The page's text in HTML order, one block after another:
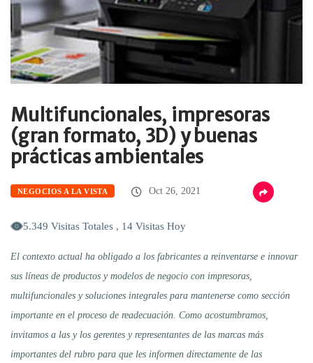
Multifuncionales, impresoras
(gran formato, 3D) y buenas
prácticas ambientales
NEGOCIOS A LA VISTA Oct 26, 2021
5.349 Visitas Totales , 14 Visitas Hoy
El contexto actual ha obligado a los fabricantes a reinventarse e innovar
sus líneas de productos y modelos de negocio con impresoras,
multifuncionales y soluciones integrales para mantenerse como sección
importante en el proceso de readecuación. Como acostumbramos,
invitamos a las y los gerentes y representantes de las marcas más
importantes del rubro para que les informen directamente de las